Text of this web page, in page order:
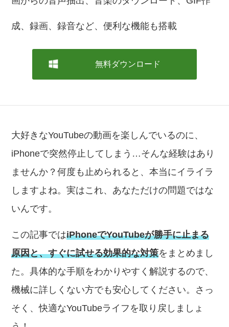
成、録画、録音など、便利な機能も搭載
無料ダウンロード
大好きなYouTubeの動画を楽しんでいるのに、
iPhoneで突然停止してしまう…そんな経験はあり
ませんか？何度も止められると、本当にイライラ
しますよね。実はこれ、あなただけの問題ではな
いんです。
この記事ではiPhoneでYouTubeが勝手に止まる
原因と、すぐに試せる効果的な対策をまとめまし
た。具体的な手順をわかりやすく解説するので、
機械に詳しくない方でも安心してください。さっ
そく、快適なYouTubeライフを取り戻しましょ